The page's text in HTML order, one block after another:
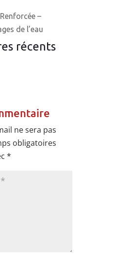
–
de l’eau
récents
ne sera pas
obligatoires
*